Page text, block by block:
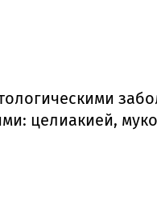
целиакией,